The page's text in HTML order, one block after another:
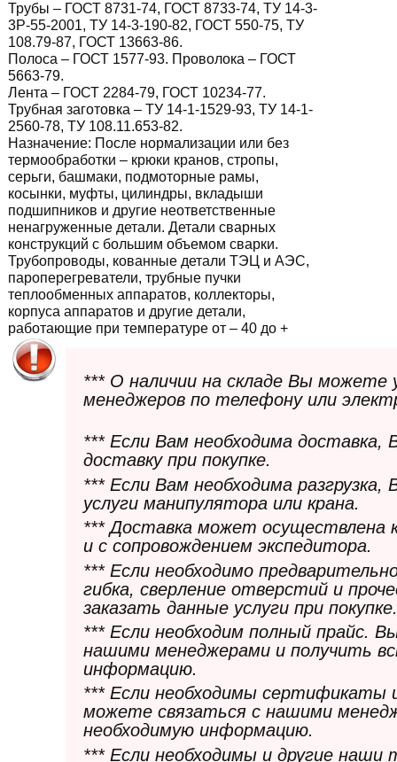
Трубы – ГОСТ 8731-74, ГОСТ 8733-74, ТУ 14-3-
3Р-55-2001, ТУ 14-3-190-82, ГОСТ 550-75, ТУ
108.79-87, ГОСТ 13663-86.
Полоса – ГОСТ 1577-93. Проволока – ГОСТ
5663-79.
Лента – ГОСТ 2284-79, ГОСТ 10234-77.
Трубная заготовка – ТУ 14-1-1529-93, ТУ 14-1-
2560-78, ТУ 108.11.653-82.
Назначение: После нормализации или без
термообработки – крюки кранов, стропы,
серьги, башмаки, подмоторные рамы,
косынки, муфты, цилиндры, вкладыши
подшипников и другие неответственные
ненагруженные детали. Детали сварных
конструкций с большим объемом сварки.
Трубопроводы, кованные детали ТЭЦ и АЭС,
пароперегреватели, трубные пучки
теплообменных аппаратов, коллекторы,
корпуса аппаратов и другие детали,
работающие при температуре от – 40 до +
*** О наличии на складе Вы можете
менеджеров по телефону или
*** Если Вам необходима
доставку при покупке.
*** Если Вам необходима
услуги манипулятора или крана.
*** Доставка может осуществлена
и с сопровождением экспедитора.
*** Если необходимо
гибка, сверление отверстий и
заказать данные услуги при покупке.
*** Если необходим полный прайс.
нашими менеджерами и получить
информацию.
*** Если необходимы сертификаты
можете связаться с нашими
необходимую информацию.
*** Если необходимы и другие